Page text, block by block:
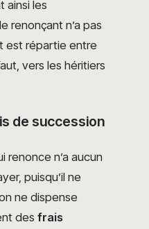
ainsi les
renonçant n’a pas
est répartie entre
vers les héritiers
de succession
renonce n’a aucun
puisqu’il ne
ne dispense
des frais